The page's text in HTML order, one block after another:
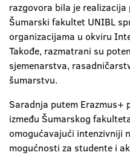
razgovora bila je realizacija
Šumarski fakultet UNIBL
organizacijama u okviru
Takođe, razmatrani su
sjemenarstva,
šumarstvu.
Saradnja putem Erazmus+
između Šumarskog
omogućavajući intenzivniji
mogućnosti za studente i